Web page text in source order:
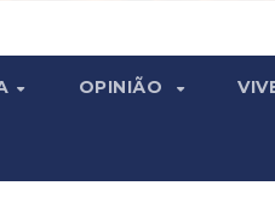
OPINIÃO